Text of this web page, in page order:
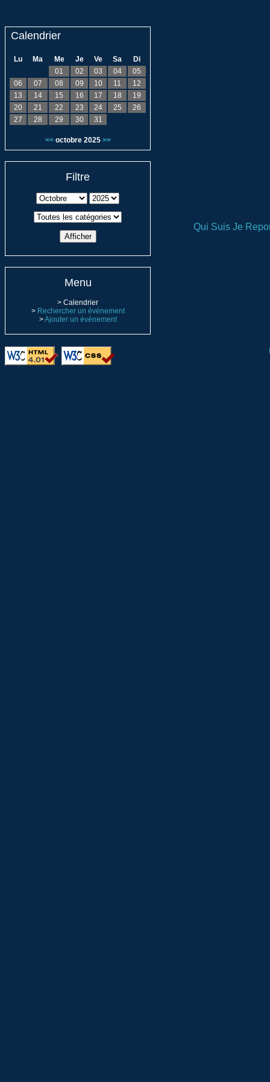
Calendrier
Lu Ma Me Je Ve Sa
Di
01
02 03 04
05
06
07 08 09 10 11
12
13
14 15 16 17 18
19
20
21 22 23 24 25
26
27
28 29 30 31
<<octobre 2025 >>
Filtre
Menu
> Calendrier
> Rechercher un événement
>Ajouter un événement
Qui Suis Je